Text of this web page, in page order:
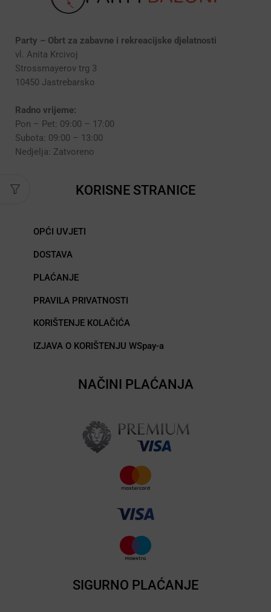
Party – Obrt za zabavne i rekreacijske djelatnosti
vl. Anita Krcivoj
Strossmayerov trg 3
10450 Jastrebarsko
Radno vrijeme:
Pon – Pet: 09:00 – 17:00
Subota: 09:00 – 13:00
Nedjelja: Zatvoreno
KORISNE STRANICE
OPĆI UVJETI
DOSTAVA
PLAĆANJE
PRAVILA PRIVATNOSTI
KORIŠTENJE KOLAČIĆA
IZJAVA O KORIŠTENJU WSpay-a
NAČINI PLAĆANJA
SIGURNO PLAĆANJE